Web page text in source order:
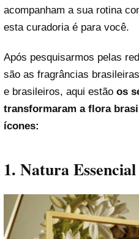
acompanham a sua rotina
esta curadoria é para você.
Após pesquisarmos pelas
são as fragrâncias
e brasileiros, aqui estão os
transformaram a flora
ícones:
1. Natura